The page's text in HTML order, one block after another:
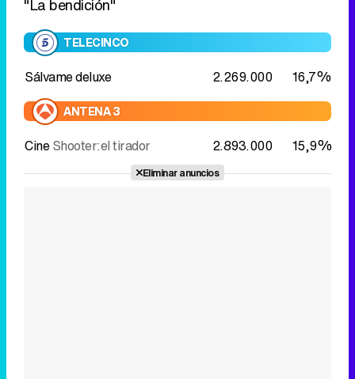
"La bendición"
TELECINCO
Sálvame deluxe 2.269.000 16,7%
ANTENA 3
CineShooter:el tirador 2.893.000 15,9%
Eliminar anuncios